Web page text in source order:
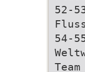
52-
54-